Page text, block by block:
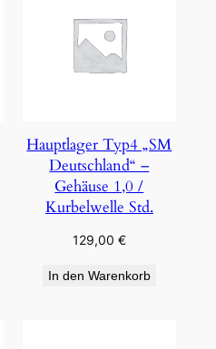
Hauptlager Typ4 „SM
Deutschland“ –
Gehäuse 1,0 /
Kurbelwelle Std.
129,00 €
In den Warenkorb